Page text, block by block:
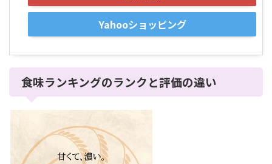
Yahooショッピング
食味ランキングのランクと評価の違い